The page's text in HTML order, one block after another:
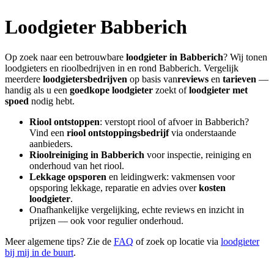
LoodgieterBabberich
Op zoek naar een betrouwbare loodgieter in Babberich? Wij tonen
loodgieters en rioolbedrijven in en rond Babberich. Vergelijk
meerdere loodgietersbedrijven op basis vanreviews en tarieven —
handig als u een goedkope loodgieter zoekt ofloodgieter met
spoed nodig hebt.
Riool ontstoppen: verstopt riool of afvoer in Babberich?
Vind een riool ontstoppingsbedrijfvia onderstaande
aanbieders.
Rioolreiniging in Babberich voor inspectie, reiniging en
onderhoud van het riool.
Lekkage opsporen en leidingwerk: vakmensen voor
opsporing lekkage, reparatie en advies overkosten
loodgieter.
Onafhankelijke vergelijking, echte reviews en inzicht in
prijzen — ook voor regulier onderhoud.
Meer algemene tips? Zie de FAQ of zoek op locatie via loodgieter
bij mij in de buurt.